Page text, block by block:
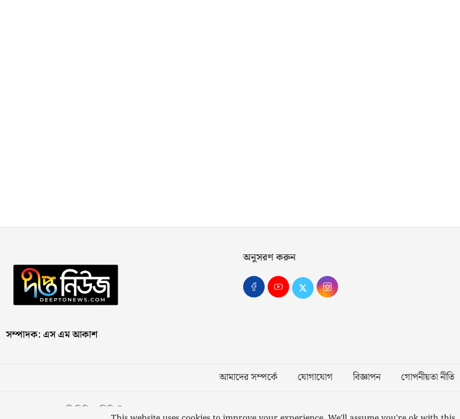
সম্পাদক: এস এম আকাশ
অনুসরণ করুন
আমাদের সম্পর্কে যোগাযোগ বিজ্ঞাপন গোপনীয়তা নীতি
স্বত্ব © ২০২৩ কাজী মিডিয়া লিমিটেড